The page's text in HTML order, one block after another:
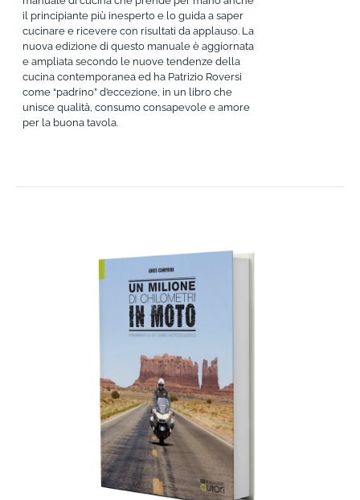
il principiante più inesperto e lo guida a saper
cucinare e ricevere con risultati da applauso. La
nuova edizione di questo manuale è aggiornata
e ampliata secondo le nuove tendenze della
cucina contemporanea ed ha Patrizio Roversi
come “padrino” d’eccezione, in un libro che
unisce qualità, consumo consapevole e amore
per la buona tavola.
AGGIUNGI AL CARRELLO / DETTAGLI